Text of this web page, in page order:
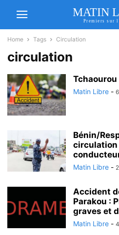
MATIN
Premiers sur
Home Tags Circulation
circulation
Tchaourou
Matin Libre -
Bénin/
circulation
Matin Libre -
Accident
Parakou :
graves et
Matin Libre -